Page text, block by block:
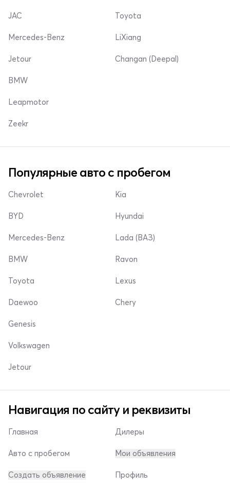
JAC
Mercedes-Benz
Jetour
Toyota
LiXiang
Changan (Deepal)
BMW
Leapmotor
Zeekr
Популярные авто с пробегом
Chevrolet
BYD
Mercedes-Benz
Kia
Hyundai
Lada (ВАЗ)
BMW
Toyota
Daewoo
Ravon
Lexus
Chery
Genesis
Volkswagen
Jetour
Навигация по сайту и реквизиты
Главная
Авто с пробегом
Создать объявление
Дилеры
Мои объявления
Профиль